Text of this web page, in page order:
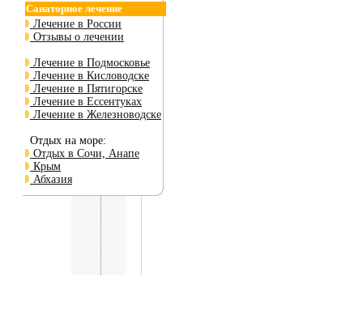
Санаторное лечение
Лечение в России
Отзывы о лечении
Лечение в Подмосковье
Лечение в Кисловодске
Лечение в Пятигорске
Лечение в Ессентуках
Лечение в Железноводске
Отдых на море:
Отдых в Сочи, Анапе
Крым
Абхазия